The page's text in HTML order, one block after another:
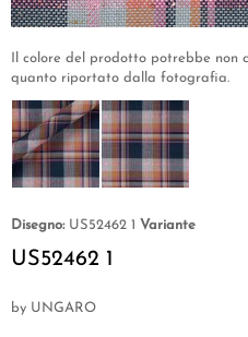
Il colore del prodotto potrebbe non
quanto riportato dalla fotografia.
Disegno: US52462 1 Variante
US52462 1
by UNGARO